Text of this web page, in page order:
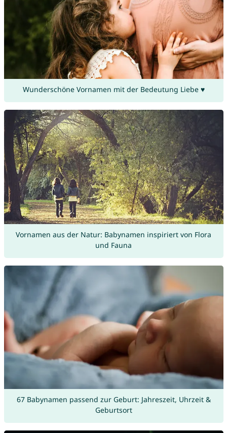
Wunderschöne Vornamen mit der Bedeutung Liebe ♥
Vornamen aus der Natur: Babynamen inspiriert von Flora
und Fauna
67 Babynamen passend zur Geburt: Jahreszeit, Uhrzeit &
Geburtsort